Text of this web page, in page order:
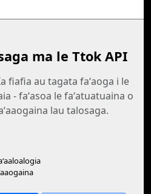
ma le Ttok API
fiafia au tagata faʻaoga i le
- faʻasoa le faʻatuatuaina o
lau talosaga.